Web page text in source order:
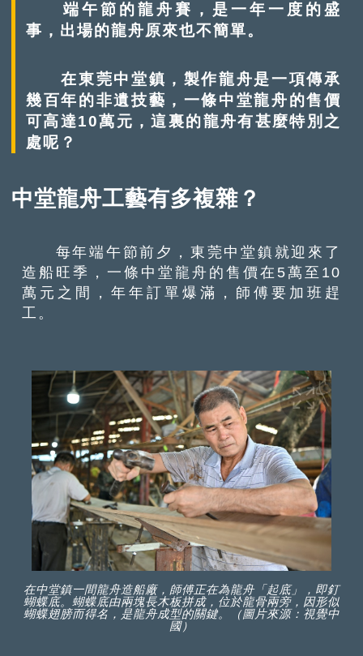
端午節的龍舟賽，是一年一度的盛
事，出場的龍舟原來也不簡單。
在東莞中堂鎮，製作龍舟是一項傳承
幾百年的非遺技藝，一條中堂龍舟的售價
可高達10萬元，這裏的龍舟有甚麼特別之
處呢？
中堂龍舟工藝有多複雜？
每年端午節前夕，東莞中堂鎮就迎來了
造船旺季，一條中堂龍舟的售價在5萬至10
萬元之間，年年訂單爆滿，師傅要加班趕
工。
在中堂鎮一間龍舟造船廠，師傅正在為龍舟「起底」，即釘
蝴蝶底。蝴蝶底由兩塊長木板拼成，位於龍骨兩旁，因形似
蝴蝶翅膀而得名，是龍舟成型的關鍵。（圖片來源：視覺中
國）